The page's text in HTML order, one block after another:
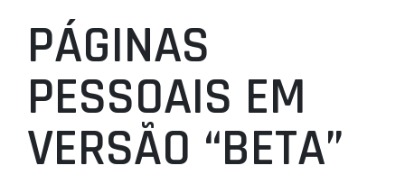
DOCUMENTOS
ÚLTIMAS
COMPETIÇÕES
ASSOCIAÇÕES
CLUBES
AGENTES
PÁGINAS
PESSOAIS EM
VERSÃO “BETA”